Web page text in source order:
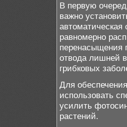
В первую
важно
автоматическая
равномерно
перенасыщения
отвода лишней
грибковых
Для
использовать
усилить
растений.